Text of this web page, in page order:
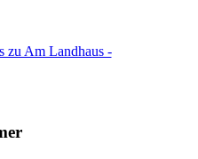
zu Am Landhaus -